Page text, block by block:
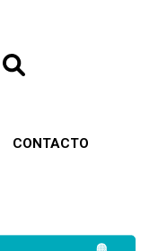
CONTACTO